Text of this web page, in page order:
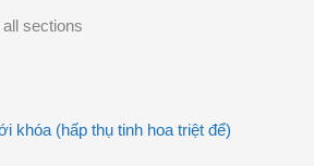
sections
khóa (hấp thụ tinh hoa triệt để)